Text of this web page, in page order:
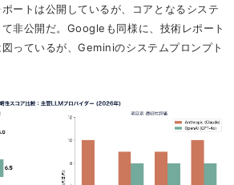
ートは公開しているが、コアとなるシステ
非公開だ。Googleも同様に、技術レポート
っているが、Geminiのシステムプロンプト